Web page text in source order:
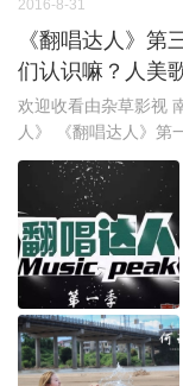
2016-8-31
《翻唱达人》
们认识嘛？人美
欢迎收看由杂草影视
人》 《翻唱达人》第